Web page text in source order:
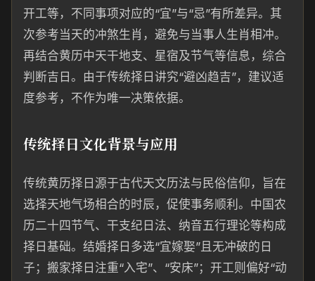
开工等，不同事项对应的“宜”与“忌”有所差异。其
次参考当天的冲煞生肖，避免与当事人生肖相冲。
再结合黄历中天干地支、星宿及节气等信息，综合
判断吉日。由于传统择日讲究“避凶趋吉”，建议适
度参考，不作为唯一决策依据。
传统择日文化背景与应用
传统黄历择日源于古代天文历法与民俗信仰，旨在
选择天地气场相合的时辰，促使事务顺利。中国农
历二十四节气、干支纪日法、纳音五行理论等构成
择日基础。结婚择日多选“宜嫁娶”且无冲破的日
子；搬家择日注重“入宅”、“安床”；开工则偏好“动